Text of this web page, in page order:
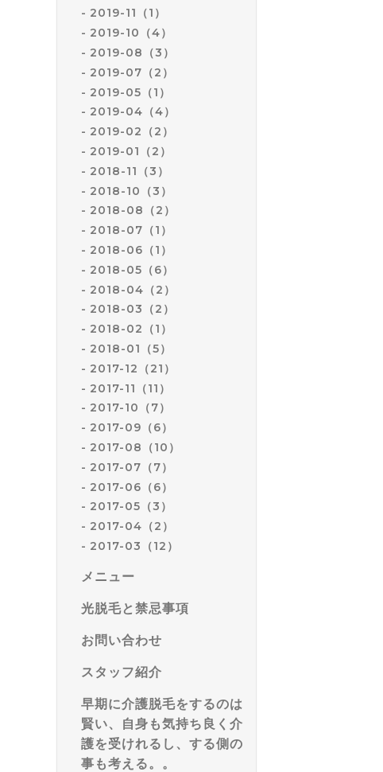
2019-11（1）
2019-10（4）
2019-08（3）
2019-07（2）
2019-05（1）
2019-04（4）
2019-02（2）
2019-01（2）
2018-11（3）
2018-10（3）
2018-08（2）
2018-07（1）
2018-06（1）
2018-05（6）
2018-04（2）
2018-03（2）
2018-02（1）
2018-01（5）
2017-12（21）
2017-11（11）
2017-10（7）
2017-09（6）
2017-08（10）
2017-07（7）
2017-06（6）
2017-05（3）
2017-04（2）
2017-03（12）
メニュー
光脱毛と禁忌事項
お問い合わせ
スタッフ紹介
早期に介護脱毛をするのは
賢い、自身も気持ち良く介
護を受けれるし、する側の
事も考える。。